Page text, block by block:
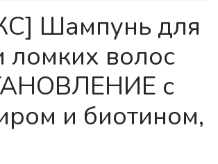
Шампунь для
ломких волос
с
и биотином,